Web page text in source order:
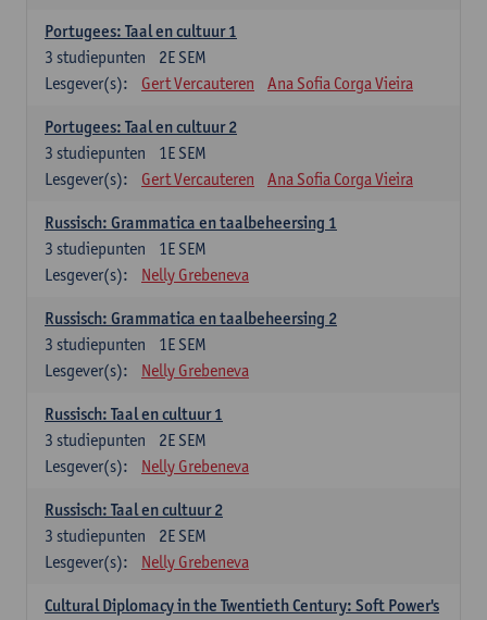
Portugees: Taal en cultuur 1
2E SEM
3 studiepunten
Lesgever(s):
Gert Vercauteren Ana Sofia Corga Vieira
Portugees: Taal en cultuur 2
1E SEM
3 studiepunten
Lesgever(s):
Gert Vercauteren Ana Sofia Corga Vieira
Russisch: Grammatica en taalbeheersing 1
1E SEM
3 studiepunten
Lesgever(s):
Nelly Grebeneva
Russisch: Grammatica en taalbeheersing 2
1E SEM
3 studiepunten
Lesgever(s):
Nelly Grebeneva
Russisch: Taal en cultuur 1
2E SEM
3 studiepunten
Lesgever(s):
Nelly Grebeneva
Russisch: Taal en cultuur 2
2E SEM
3 studiepunten
Lesgever(s):
Nelly Grebeneva
Cultural Diplomacy in the Twentieth Century: Soft Power's